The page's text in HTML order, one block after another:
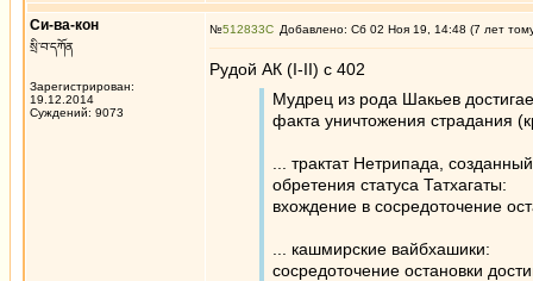
Си-ва-кон
སྲི་བ་དཀོན
Зарегистрирован:
19.12.2014
Суждений: 9073
№512833 Добавлено: Сб 02 Ноя 19, 14:48 (7 лет
Рудой АК (I-II) c 402
Мудрец из рода Шакьев
факта уничтожения страдания
... трактат Нетрипада,
обретения статуса Татхагаты:
вхождение в сосредоточение
... кашмирские вайбхашики:
сосредоточение остановки